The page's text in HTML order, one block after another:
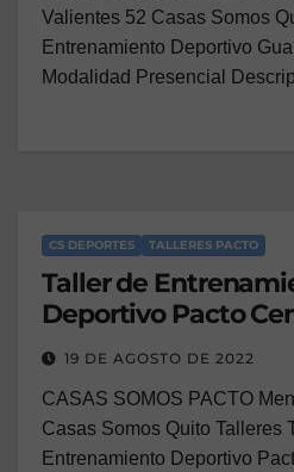
Valientes 52 Casas Somos
Entrenamiento Deportivo
Modalidad Presencial
CS DEPORTES TALLERES PACTO
Taller de
Deportivo Pacto
19 DE AGOSTO DE 2022
CASAS SOMOS PACTO
Casas Somos Quito Talleres
Entrenamiento Deportivo